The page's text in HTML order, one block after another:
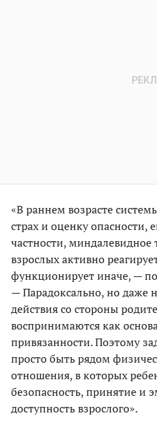
«В раннем возрасте
страх и оценку опасности,
частности, миндалевидное
взрослых активно
функционирует иначе, —
— Парадоксально, но
действия со стороны
воспринимаются как
привязанности. Поэтому
просто быть рядом
отношения, в которых
безопасность, принятие и
доступность взрослого».